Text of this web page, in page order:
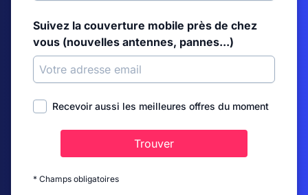
Suivez la couverture mobile près de chez
vous (nouvelles antennes, pannes...)
Recevoir aussi les meilleures offres du moment
Trouver
* Champs obligatoires